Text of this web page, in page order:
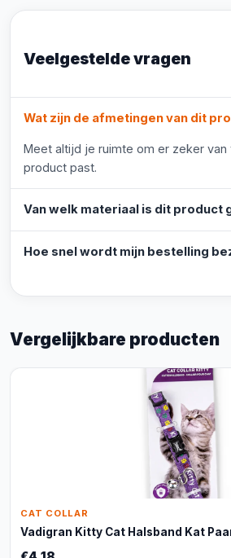
Veelgestelde vragen
Wat zijn de afmetingen van dit
Meet altijd je ruimte om er zeker
product past.
Van welk materiaal is dit product
Hoe snel wordt mijn bestelling
Vergelijkbare producten
CAT COLLAR
Vadigran Kitty Cat Halsband Kat